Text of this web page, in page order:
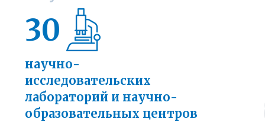
30
научно-
исследовательских
лабораторий и научно-
образовательных центров